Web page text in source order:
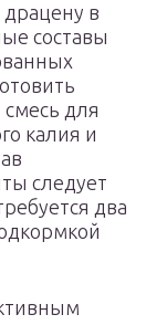
драцену в
составы
для
калия и
следует
два